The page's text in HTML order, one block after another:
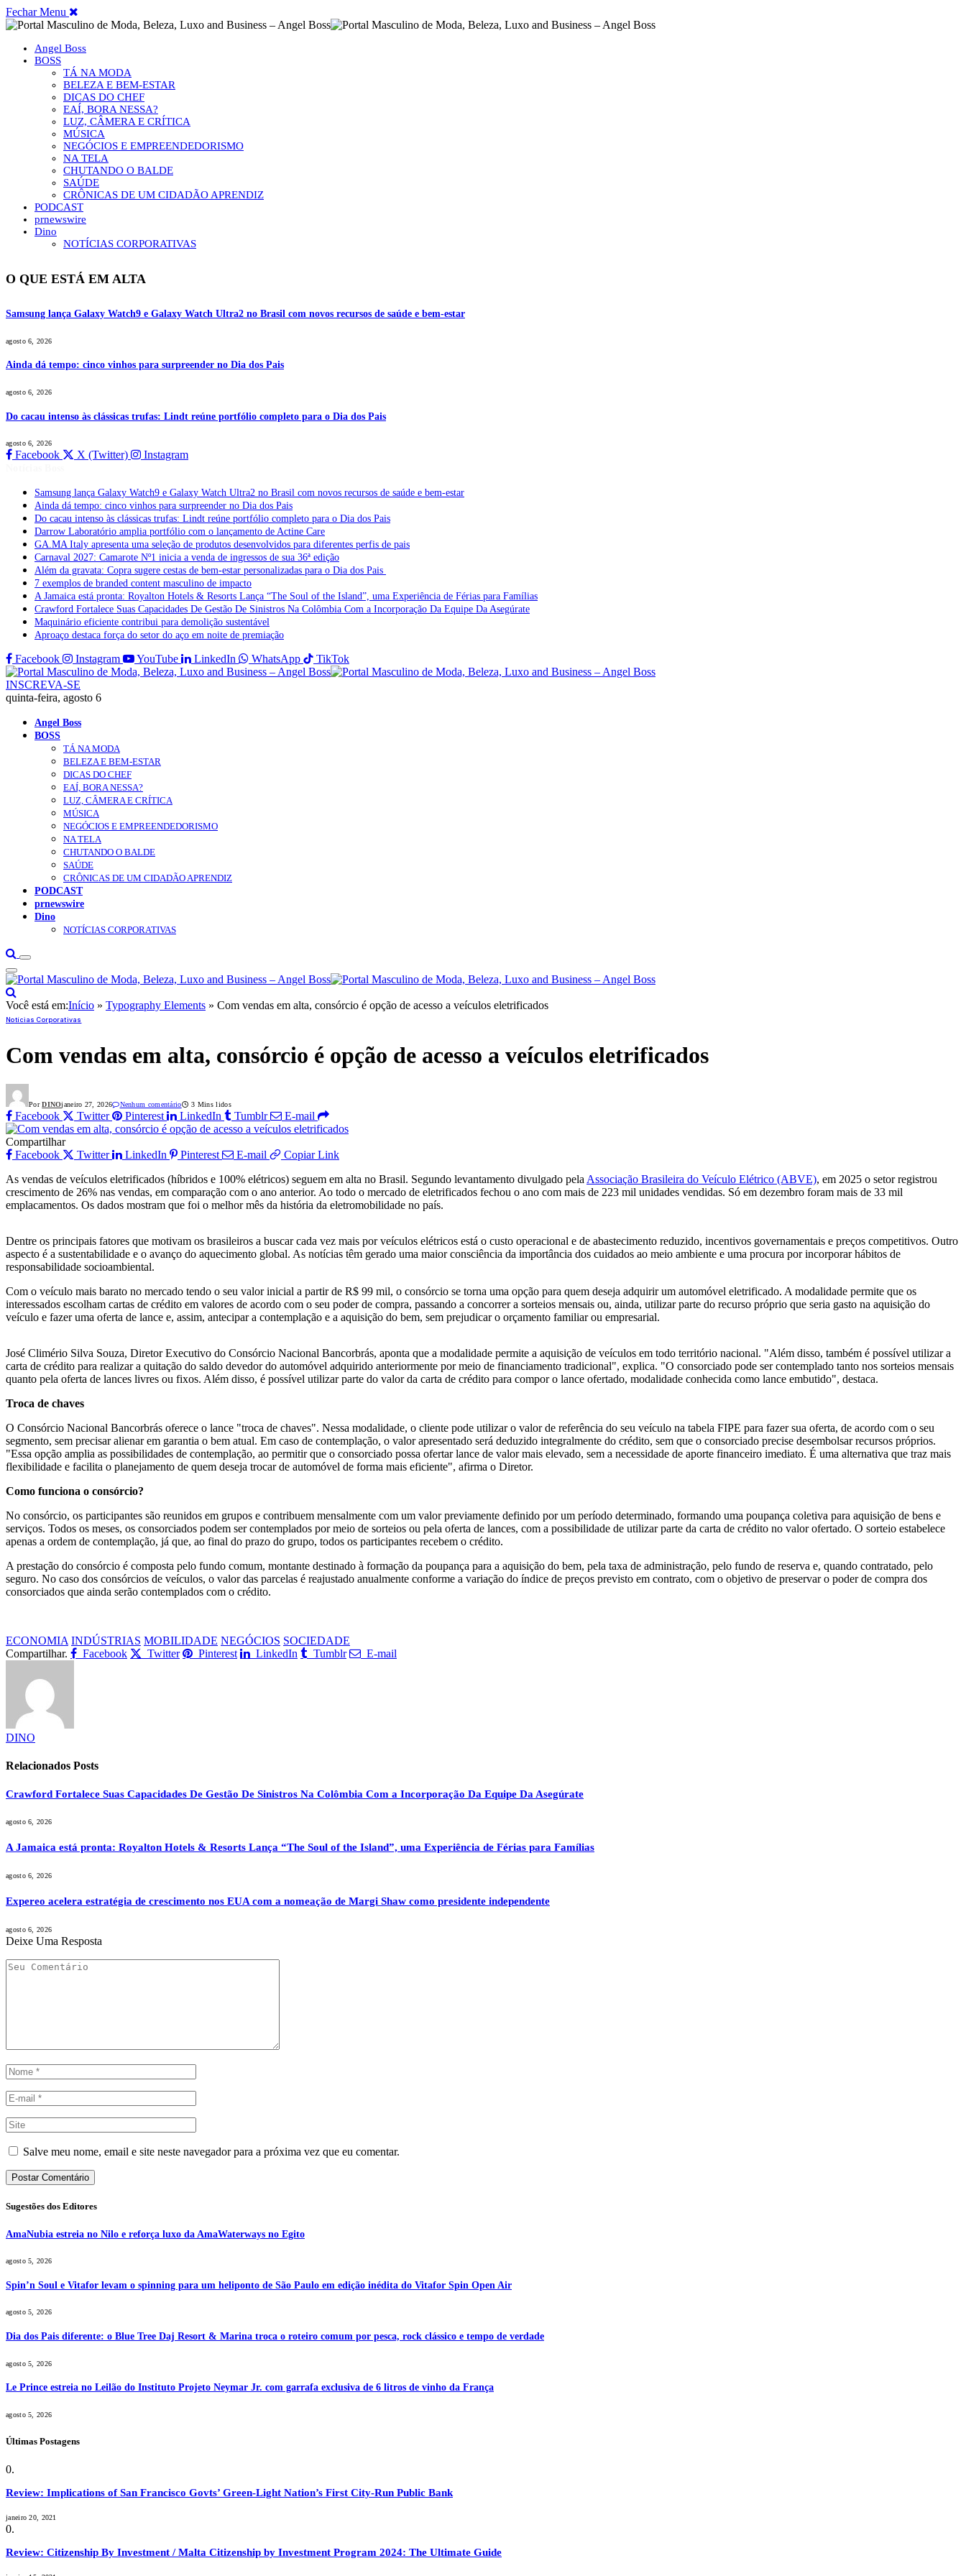
Fechar Menu
Angel Boss
BOSS
TÁ NA MODA
BELEZA E BEM-ESTAR
DICAS DO CHEF
EAÍ, BORA NESSA?
LUZ, CÂMERA E CRÍTICA
MÚSICA
NEGÓCIOS E EMPREENDEDORISMO
NA TELA
CHUTANDO O BALDE
SAÚDE
CRÔNICAS DE UM CIDADÃO APRENDIZ
PODCAST
prnewswire
Dino
NOTÍCIAS CORPORATIVAS
O QUE ESTÁ EM ALTA
Samsung lança Galaxy Watch9 e Galaxy Watch Ultra2 no Brasil com novos recursos de saúde e bem-estar
agosto 6, 2026
Ainda dá tempo: cinco vinhos para surpreender no Dia dos Pais
agosto 6, 2026
Do cacau intenso às clássicas trufas: Lindt reúne portfólio completo para o Dia dos Pais
agosto 6, 2026
Facebook X (Twitter) Instagram
Samsung lança Galaxy Watch9 e Galaxy Watch Ultra2 no Brasil com novos recursos de saúde e bem-estar
Ainda dá tempo: cinco vinhos para surpreender no Dia dos Pais
Do cacau intenso às clássicas trufas: Lindt reúne portfólio completo para o Dia dos Pais
Darrow Laboratório amplia portfólio com o lançamento de Actine Care
GA.MA Italy apresenta uma seleção de produtos desenvolvidos para diferentes perfis de pais
Carnaval 2027: Camarote Nº1 inicia a venda de ingressos de sua 36ª edição
Além da gravata: Copra sugere cestas de bem-estar personalizadas para o Dia dos Pais
7 exemplos de branded content masculino de impacto
A Jamaica está pronta: Royalton Hotels & Resorts Lança “The Soul of the Island”, uma Experiência de Férias para Famílias
Crawford Fortalece Suas Capacidades De Gestão De Sinistros Na Colômbia Com a Incorporação Da Equipe Da Asegúrate
Maquinário eficiente contribui para demolição sustentável
Aproaço destaca força do setor do aço em noite de premiação
Facebook Instagram YouTube LinkedIn WhatsApp TikTok
INSCREVA-SE
quinta-feira, agosto 6
Angel Boss
BOSS
TÁ NA MODA
BELEZA E BEM-ESTAR
DICAS DO CHEF
EAÍ, BORA NESSA?
LUZ, CÂMERA E CRÍTICA
MÚSICA
NEGÓCIOS E EMPREENDEDORISMO
NA TELA
CHUTANDO O BALDE
SAÚDE
CRÔNICAS DE UM CIDADÃO APRENDIZ
PODCAST
prnewswire
Dino
NOTÍCIAS CORPORATIVAS
Você está em:Início » Typography Elements » Com vendas em alta, consórcio é opção de acesso a veículos eletrificados
Notícias Corporativas
Com vendas em alta, consórcio é opção de acesso a veículos eletrificados
Por DINOjaneiro 27, 2026 Nenhum comentário 3 Mins lidos
Facebook Twitter Pinterest LinkedIn Tumblr E-mail
Compartilhar
Facebook
Twitter LinkedIn Pinterest E-mail
Copiar Link
As vendas de veículos eletrificados (híbridos e 100% elétricos) seguem em alta no Brasil. Segundo levantamento divulgado pela Associação Brasileira do Veículo Elétrico (ABVE), em 2025 o setor registrou
crescimento de 26% nas vendas, em comparação com o ano anterior. Ao todo o mercado de eletrificados fechou o ano com mais de 223 mil unidades vendidas. Só em dezembro foram mais de 33 mil
emplacamentos. Os dados mostram que foi o melhor mês da história da eletromobilidade no país.
Dentre os principais fatores que motivam os brasileiros a buscar cada vez mais por veículos elétricos está o custo operacional e de abastecimento reduzido, incentivos governamentais e preços competitivos. Outro
aspecto é a sustentabilidade e o avanço do aquecimento global. As notícias têm gerado uma maior consciência da importância dos cuidados ao meio ambiente e uma procura por incorporar hábitos de
responsabilidade socioambiental.
Com o veículo mais barato no mercado tendo o seu valor inicial a partir de R$ 99 mil, o consórcio se torna uma opção para quem deseja adquirir um automóvel eletrificado. A modalidade permite que os
interessados escolham cartas de crédito em valores de acordo com o seu poder de compra, passando a concorrer a sorteios mensais ou, ainda, utilizar parte do recurso próprio que seria gasto na aquisição do
veículo e fazer uma oferta de lance e, assim, antecipar a contemplação e a aquisição do bem, sem prejudicar o orçamento familiar ou empresarial.
José Climério Silva Souza, Diretor Executivo do Consórcio Nacional Bancorbrás, aponta que a modalidade permite a aquisição de veículos em todo território nacional. "Além disso, também é possível utilizar a
carta de crédito para realizar a quitação do saldo devedor do automóvel adquirido anteriormente por meio de financiamento tradicional", explica. "O consorciado pode ser contemplado tanto nos sorteios mensais
quanto pela oferta de lances livres ou fixos. Além disso, é possível utilizar parte do valor da carta de crédito para compor o lance ofertado, modalidade conhecida como lance embutido", destaca.
Troca de chaves
O Consórcio Nacional Bancorbrás oferece o lance "troca de chaves". Nessa modalidade, o cliente pode utilizar o valor de referência do seu veículo na tabela FIPE para fazer sua oferta, de acordo com o seu
segmento, sem precisar alienar em garantia o bem atual. Em caso de contemplação, o valor apresentado será deduzido integralmente do crédito, sem que o consorciado precise desembolsar recursos próprios.
"Essa opção amplia as possibilidades de contemplação, ao permitir que o consorciado possa ofertar lance de valor mais elevado, sem a necessidade de aporte financeiro imediato. É uma alternativa que traz mais
flexibilidade e facilita o planejamento de quem deseja trocar de automóvel de forma mais eficiente", afirma o Diretor.
Como funciona o consórcio?
No consórcio, os participantes são reunidos em grupos e contribuem mensalmente com um valor previamente definido por um período determinado, formando uma poupança coletiva para aquisição de bens e
serviços. Todos os meses, os consorciados podem ser contemplados por meio de sorteios ou pela oferta de lances, com a possibilidade de utilizar parte da carta de crédito no valor ofertado. O sorteio estabelece
apenas a ordem de contemplação, já que, ao final do prazo do grupo, todos os participantes recebem o crédito.
A prestação do consórcio é composta pelo fundo comum, montante destinado à formação da poupança para a aquisição do bem, pela taxa de administração, pelo fundo de reserva e, quando contratado, pelo
seguro. No caso dos consórcios de veículos, o valor das parcelas é reajustado anualmente conforme a variação do índice de preços previsto em contrato, com o objetivo de preservar o poder de compra dos
consorciados que ainda serão contemplados com o crédito.
ECONOMIA INDÚSTRIAS MOBILIDADE NEGÓCIOS SOCIEDADE
Compartilhar.
Facebook Twitter Pinterest LinkedIn Tumblr E-mail
DINO
Relacionados Posts
Crawford Fortalece Suas Capacidades De Gestão De Sinistros Na Colômbia Com a Incorporação Da Equipe Da Asegúrate
agosto 6, 2026
A Jamaica está pronta: Royalton Hotels & Resorts Lança “The Soul of the Island”, uma Experiência de Férias para Famílias
agosto 6, 2026
Expereo acelera estratégia de crescimento nos EUA com a nomeação de Margi Shaw como presidente independente
agosto 6, 2026
Deixe Uma Resposta
Salve meu nome, email e site neste navegador para a próxima vez que eu comentar.
Sugestões dos Editores
AmaNubia estreia no Nilo e reforça luxo da AmaWaterways no Egito
agosto 5, 2026
Spin’n Soul e Vitafor levam o spinning para um heliponto de São Paulo em edição inédita do Vitafor Spin Open Air
agosto 5, 2026
Dia dos Pais diferente: o Blue Tree Daj Resort & Marina troca o roteiro comum por pesca, rock clássico e tempo de verdade
agosto 5, 2026
Le Prince estreia no Leilão do Instituto Projeto Neymar Jr. com garrafa exclusiva de 6 litros de vinho da França
agosto 5, 2026
Últimas Postagens
Review: Implications of San Francisco Govts’ Green-Light Nation’s First City-Run Public Bank
janeiro 20, 2021
Review: Citizenship By Investment / Malta Citizenship by Investment Program 2024: The Ultimate Guide